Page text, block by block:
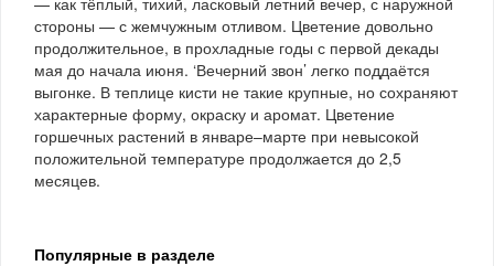
стороны — с жемчужным отливом. Цветение довольно
продолжительное, в прохладные годы с первой декады
мая до начала июня. ‘Вечерний звон’ легко поддаётся
выгонке. В теплице кисти не такие крупные, но сохраняют
характерные форму, окраску и аромат. Цветение
горшечных растений в январе–марте при невысокой
положительной температуре продолжается до 2,5
месяцев.
Популярные в разделе